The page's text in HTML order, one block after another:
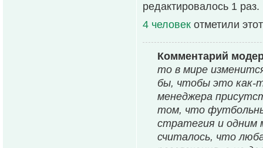
редактировалось 1 раз.
4 человек отметили
Комментарий
то в мире
бы, чтобы это как-
менеджера
том, что
стратегия и одним
считалось, что